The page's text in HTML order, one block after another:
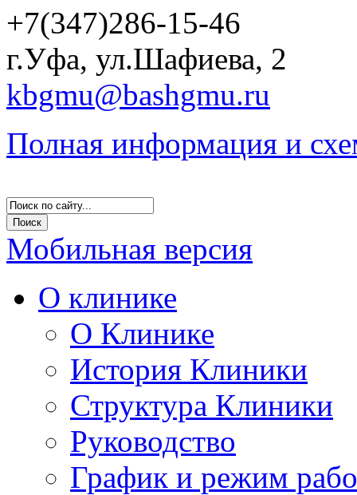
+7(347)286-15-46
г.Уфа, ул.Шафиева, 2
kbgmu@bashgmu.ru
Полная информация и
Мобильная версия
О клинике
О Клинике
История Клиники
Структура Клиники
Руководство
График и режим